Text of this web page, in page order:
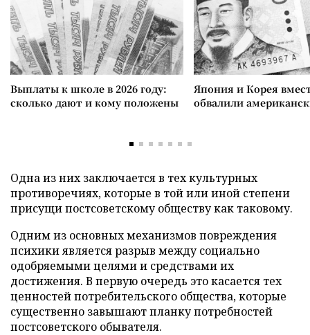
Выплаты к школе в 2026 году:
сколько дают и кому положены
Япония и Корея
обвалили
Одна из них заключается в тех культурных
противоречиях, которые в той или иной степени
присущи постсоветскому обществу как таковому.
Одним из основных механизмов повреждения
психики является разрыв между социально
одобряемыми целями и средствами их
достижения. В первую очередь это касается тех
ценностей потребительского общества, которые
существенно завышают планку потребностей
постсоветского обывателя.